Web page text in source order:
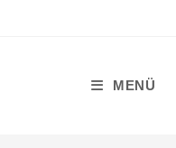
MENÜ